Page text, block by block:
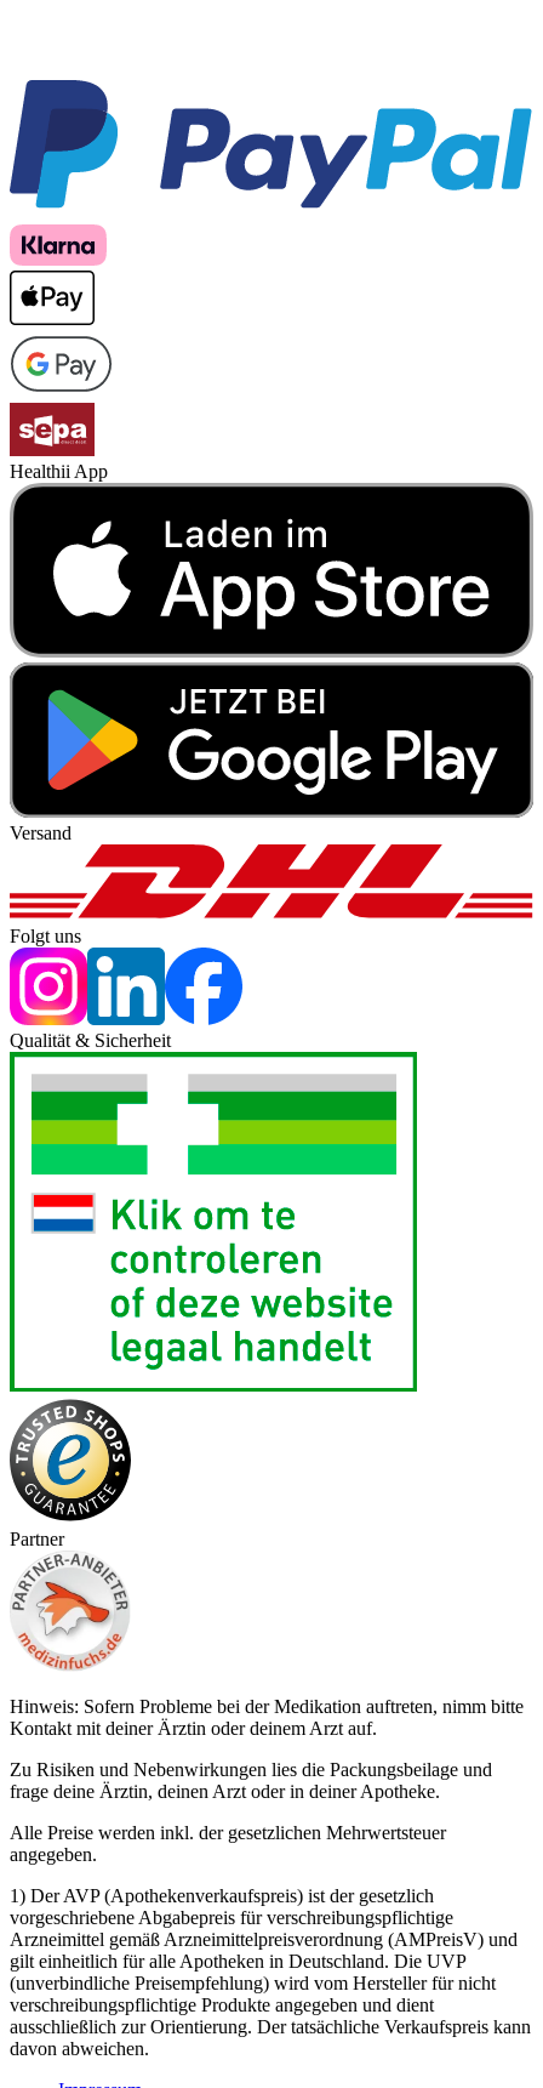
Healthii App
Versand
Folgt uns
Qualität & Sicherheit
Partner
Hinweis: Sofern Probleme bei der Medikation auftreten, nimm bitte
Kontakt mit deiner Ärztin oder deinem Arzt auf.
Zu Risiken und Nebenwirkungen lies die Packungsbeilage und
frage deine Ärztin, deinen Arzt oder in deiner Apotheke.
Alle Preise werden inkl. der gesetzlichen Mehrwertsteuer
angegeben.
1) Der AVP (Apothekenverkaufspreis) ist der gesetzlich
vorgeschriebene Abgabepreis für verschreibungspflichtige
Arzneimittel gemäß Arzneimittelpreisverordnung (AMPreisV) und
gilt einheitlich für alle Apotheken in Deutschland. Die UVP
(unverbindliche Preisempfehlung) wird vom Hersteller für nicht
verschreibungspflichtige Produkte angegeben und dient
ausschließlich zur Orientierung. Der tatsächliche Verkaufspreis kann
davon abweichen.